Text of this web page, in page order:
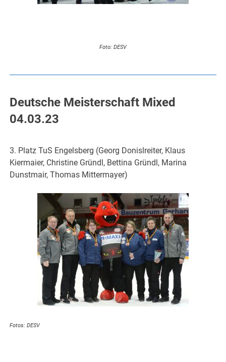
Foto: DESV
Deutsche Meisterschaft Mixed
04.03.23
3. Platz TuS Engelsberg (Georg Donislreiter, Klaus
Kiermaier, Christine Gründl, Bettina Gründl, Marina
Dunstmair, Thomas Mittermayer)
Fotos: DESV